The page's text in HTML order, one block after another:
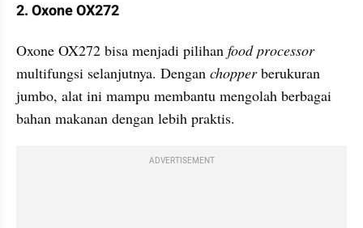
2. Oxone OX272
Oxone OX272 bisa menjadi pilihan food processor
multifungsi selanjutnya. Dengan chopper berukuran
jumbo, alat ini mampu membantu mengolah berbagai
bahan makanan dengan lebih praktis.
ADVERTISEMENT